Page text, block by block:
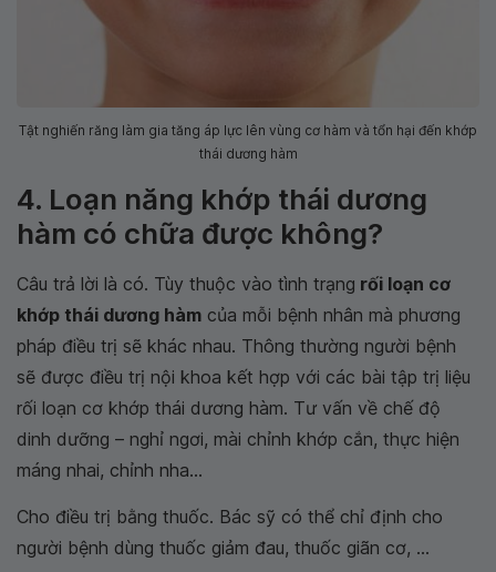
Tật nghiến răng làm gia tăng áp lực lên vùng cơ hàm và tổn hại đến khớp
thái dương hàm
4. Loạn năng khớp thái dương
hàm có chữa được không?
Câu trả lời là có. Tùy thuộc vào tình trạng rối loạn cơ
khớp thái dương hàm của mỗi bệnh nhân mà phương
pháp điều trị sẽ khác nhau. Thông thường người bệnh
sẽ được điều trị nội khoa kết hợp với các bài tập trị liệu
rối loạn cơ khớp thái dương hàm. Tư vấn về chế độ
dinh dưỡng – nghỉ ngơi, mài chỉnh khớp cắn, thực hiện
máng nhai, chỉnh nha...
Cho điều trị bằng thuốc. Bác sỹ có thể chỉ định cho
người bệnh dùng thuốc giảm đau, thuốc giãn cơ, ...